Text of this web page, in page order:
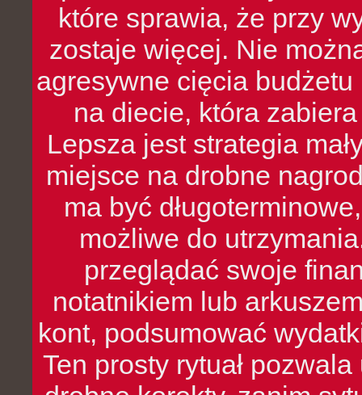
które sprawia, że przy
zostaje więcej. Nie
agresywne cięcia
na diecie, która
Lepsza jest strategia
miejsce na drobne
ma być
możliwe do
przeglądać swoje
notatnikiem lub
kont, podsumować
Ten prosty rytuał